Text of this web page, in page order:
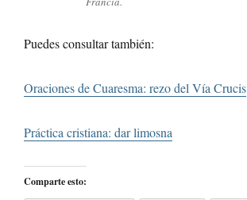
Puedes consultar también:
Oraciones de Cuaresma: rezo del Vía Crucis
Práctica cristiana: dar limosna
Comparte esto: